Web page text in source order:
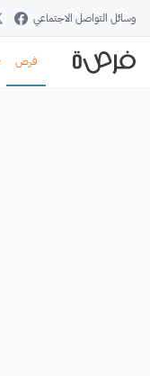
وسائل التواصل الاجتماعي
فرص